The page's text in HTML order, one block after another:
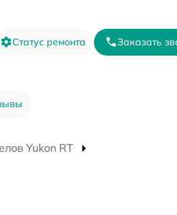
Статус ремонта Заказать
Yukon RT